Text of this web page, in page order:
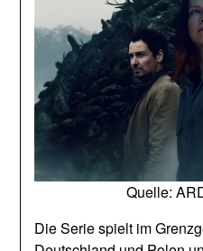
Quelle:
Die Serie spielt im